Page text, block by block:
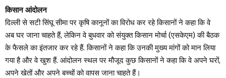
किसान आंदोलन
दिल्ली से सटी सिंघू सीमा पर कृषि कानूनों का विरोध कर रहे किसानों ने कहा कि वे
अब घर जाना चाहते हैं, लेकिन वे बुधवार को संयुक्त किसान मोर्चा (एसकेएम) की बैठक
के फैसले का इंतजार कर रहे हैं. किसानों ने कहा कि उनकी मुख्य मांगों को मान लिया
गया है और वे खुश हैं. आंदोलन स्थल पर मौजूद कुछ किसानों ने कहा कि वे अपने घरों,
अपने खेतों और अपने बच्चों को वापस जाना चाहते हैं।